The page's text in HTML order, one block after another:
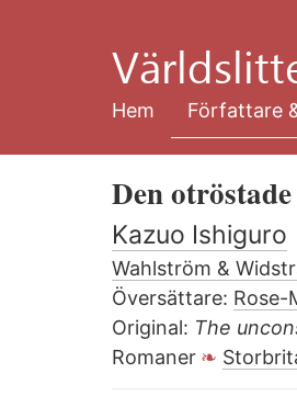
huvudinnehåll
Hem
Författare
Den otröstade
Kazuo Ishiguro
Wahlström &
Översättare: Rose-
Original: The
Romaner